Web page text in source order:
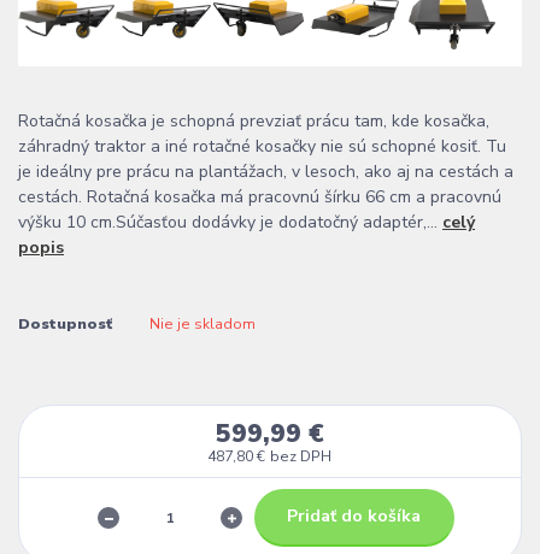
Rotačná kosačka je schopná prevziať prácu tam, kde kosačka,
záhradný traktor a iné rotačné kosačky nie sú schopné kosiť. Tu
je ideálny pre prácu na plantážach, v lesoch, ako aj na cestách a
cestách. Rotačná kosačka má pracovnú šírku 66 cm a pracovnú
výšku 10 cm.Súčasťou dodávky je dodatočný adaptér,... celý
popis
Dostupnosť Nie je skladom
599,99 €
487,80 € bez DPH
Pridať do košíka